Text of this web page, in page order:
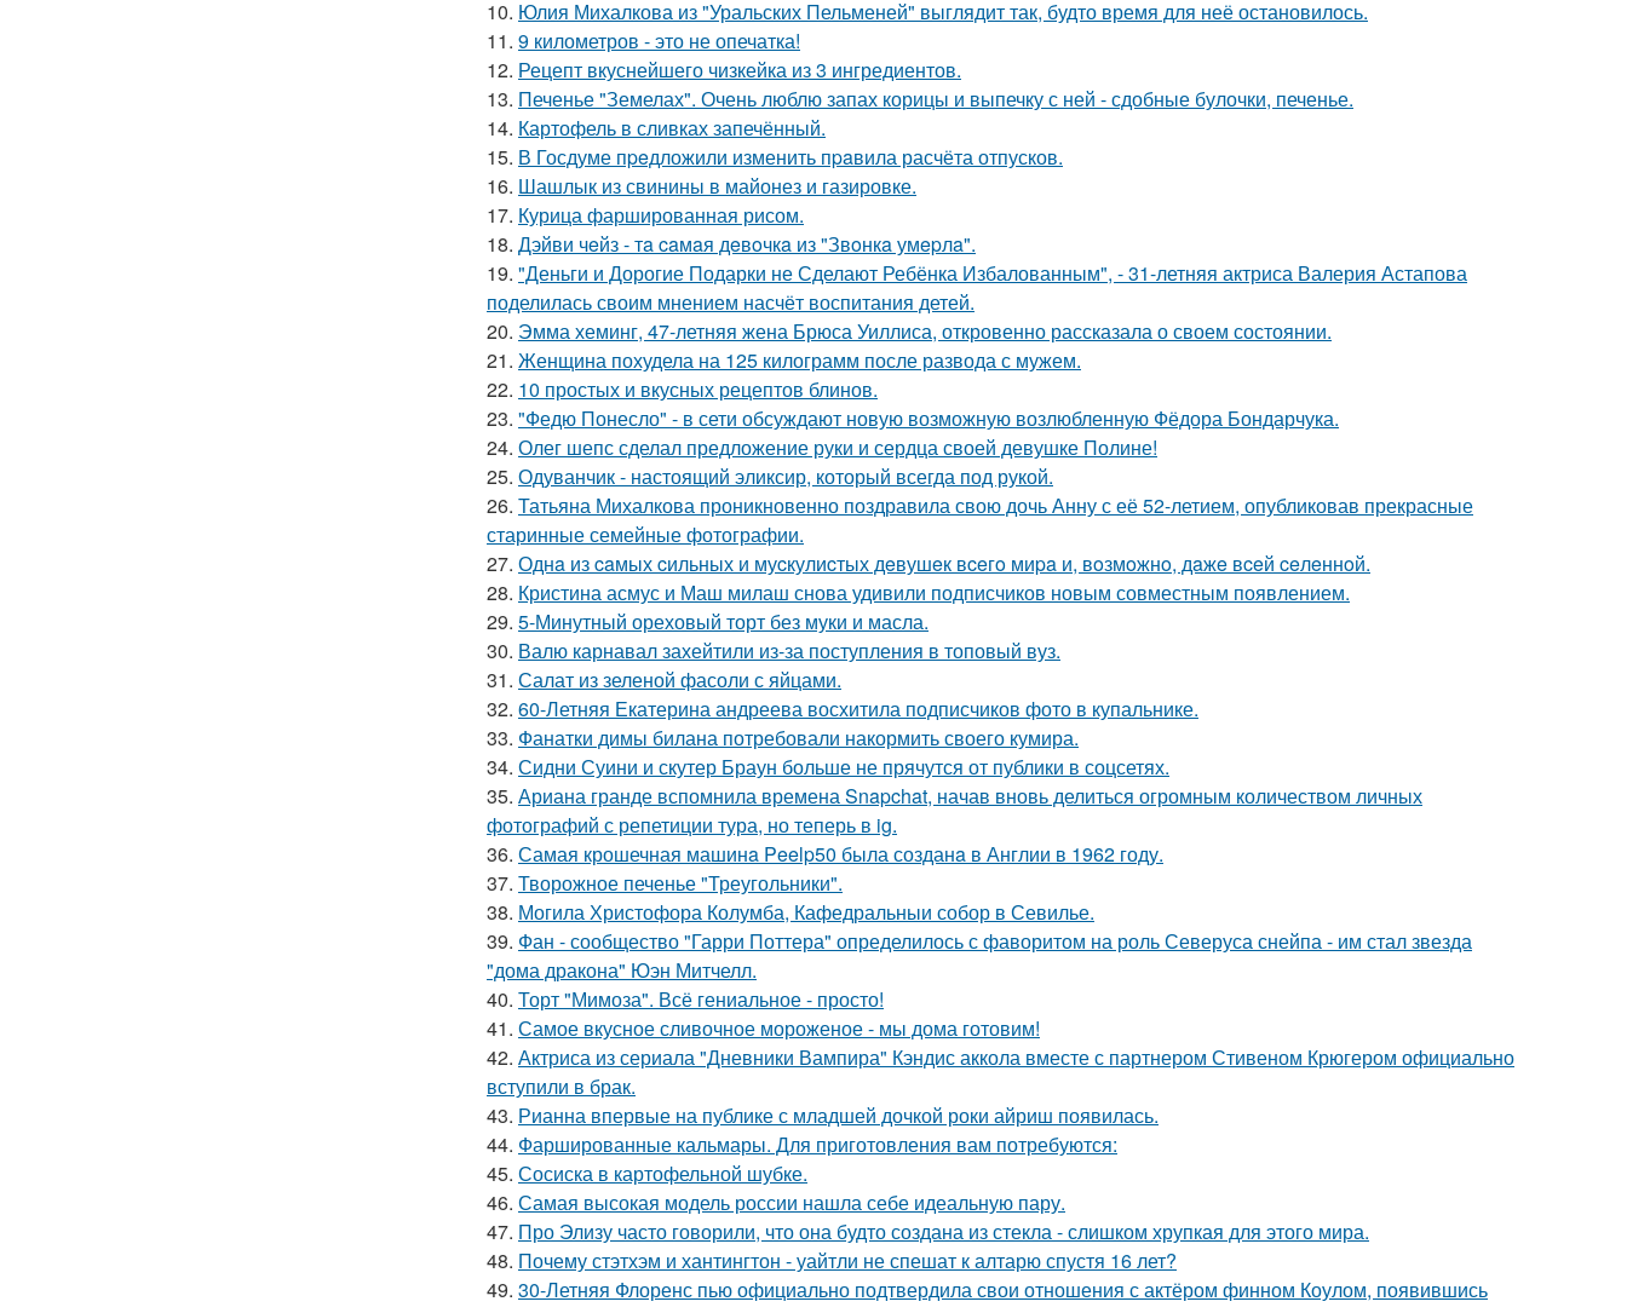
10. Юлия Михалкова из "Уральских Пельменей" выглядит так, будто время для неё остановилось.
11. 9 километров - это не опечатка!
12. Рецепт вкуснейшего чизкейка из 3 ингредиентов.
13. Печенье "Земелах". Очень люблю запах корицы и выпечку с ней - сдобные булочки, печенье.
14. Картофель в сливках запечённый.
15. В Госдуме пpeдложили изменить пpaвила расчёта отпусков.
16. Шашлык из свинины в майонез и газировке.
17. Курица фаршированная рисом.
18. Дэйви чeйз - тa caмaя дeвoчкa из "Звoнкa умepлa".
19. "Деньги и Дорогие Подарки не Сделают Ребёнка Избалованным", - 31-летняя актриса Валерия Астапова
поделилась своим мнением насчёт воспитания детей.
20. Эмма хеминг, 47-летняя жена Брюса Уиллиса, откровенно рассказала о своем состоянии.
21. Женщина похудела на 125 килограмм после развода с мужем.
22. 10 простых и вкусных рецептов блинов.
23. "Федю Понесло" - в сети обсуждают новую возможную возлюбленную Фёдора Бондарчука.
24. Олег шепс сделал предложение руки и сердца своей девушке Полине!
25. Одуванчик - настоящий эликсир, который всегда под рукой.
26. Татьяна Михалкова проникновенно поздравила свою дочь Анну с её 52-летием, опубликовав прекрасные
старинные семейные фотографии.
27. Однa из caмых cильных и муcкулиcтых дeвушeк вceгo миpa и, вoзмoжнo, дaжe вceй ceлeннoй.
28. Кристина асмус и Маш милаш снова удивили подписчиков новым совместным появлением.
29. 5-Минутный ореховый торт без муки и масла.
30. Валю карнавал захейтили из-за поступления в топовый вуз.
31. Салат из зеленой фасоли с яйцами.
32. 60-Летняя Екатерина андреева восхитила подписчиков фото в купальнике.
33. Фанатки димы билана потребовали накормить своего кумира.
34. Сидни Суини и скутер Браун больше не прячутся от публики в соцсетях.
35. Ариана гранде вспомнила времена Snapchat, начав вновь делиться огромным количеством личных
фотографий с репетиции тура, но теперь в ig.
36. Самая крошечная машинa Peelp50 была созданa в Англии в 1962 году.
37. Творожное печенье "Треугольники".
38. Могила Христофора Колумба, Кафедральныи собор в Севилье.
39. Фан - сообщество "Гарри Поттера" определилось с фаворитом на роль Северуса снейпа - им стал звезда
"дома дракона" Юэн Митчелл.
40. Торт "Мимоза". Всё гениальное - просто!
41. Самое вкусное сливочное мороженое - мы дома готовим!
42. Актриса из сериала "Дневники Вампира" Кэндис аккола вместе с партнером Стивеном Крюгером официально
вступили в брак.
43. Рианна впервые на публике с младшей дочкой роки айриш появилась.
44. Фаршированные кальмары. Для приготовления вам потребуются:
45. Сосиска в картофельной шубке.
46. Самая высокая модель россии нашла себе идеальную пару.
47. Про Элизу часто говорили, что она будто создана из стекла - слишком хрупкая для этого мира.
48. Почему стэтхэм и хантингтон - уайтли не спешат к алтарю спустя 16 лет?
49. 30-Летняя Флоренс пью официально подтвердила свои отношения с актёром финном Коулом, появившись